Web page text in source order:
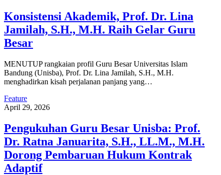
Konsistensi Akademik, Prof. Dr. Lina
Jamilah, S.H., M.H. Raih Gelar Guru
Besar
MENUTUP rangkaian profil Guru Besar Universitas Islam
Bandung (Unisba), Prof. Dr. Lina Jamilah, S.H., M.H.
menghadirkan kisah perjalanan panjang yang…
Feature
April 29, 2026
Pengukuhan Guru Besar Unisba: Prof.
Dr. Ratna Januarita, S.H., LL.M., M.H.
Dorong Pembaruan Hukum Kontrak
Adaptif